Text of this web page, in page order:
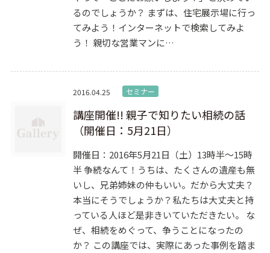
るのでしょうか？ まずは、住宅展示場に行っ
てみよう！インターネットで検索してみよ
う！ 親切な営業マンに…
2016.04.25 セミナー
講座開催!! 親子で知りたい相続の話
（開催日：5月21日）
開催日：2016年5月21日（土）13時半～15時
半 争続なんて！うちは、たくさんの遺産も無
いし、兄弟姉妹の仲もいい。だから大丈夫？
本当にそうでしょうか？私たちは大丈夫と持
っている人ほど是非きいていただきたい。 な
ぜ、相続をめぐって、争うことになったの
か？ この講座では、実際にあった事例を踏ま